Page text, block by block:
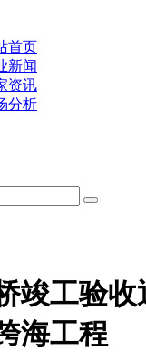
首页
新闻
资讯
分析
竣工验收
海工程